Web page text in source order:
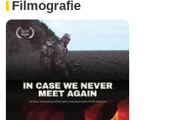
Filmografie